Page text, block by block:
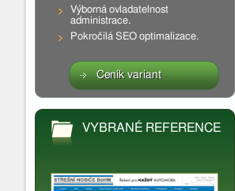
Výborná ovladatelnost
administrace.
Pokročilá SEO optimalizace.
Ceník variant
VYBRANÉ REFERENCE